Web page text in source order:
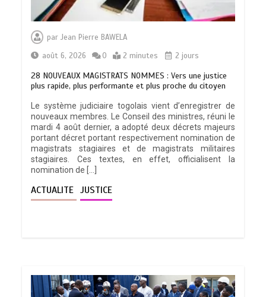
parJean Pierre BAWELA
août 6, 2026
0 2 minutes 2 jours
28 NOUVEAUX MAGISTRATS NOMMES : Vers une justice
plus rapide, plus performante et plus proche du citoyen
Le système judiciaire togolais vient d’enregistrer de
nouveaux membres. Le Conseil des ministres, réuni le
mardi 4 août dernier, a adopté deux décrets majeurs
portant décret portant respectivement nomination de
magistrats stagiaires et de magistrats militaires
stagiaires. Ces textes, en effet, officialisent la
nomination de […]
ACTUALITE JUSTICE